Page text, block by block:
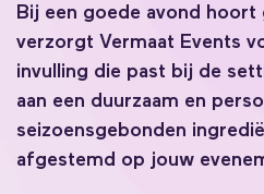
Bij een goede avond
verzorgt Vermaat Events
invulling die past bij de
aan een duurzaam en
seizoensgebonden
afgestemd op jouw